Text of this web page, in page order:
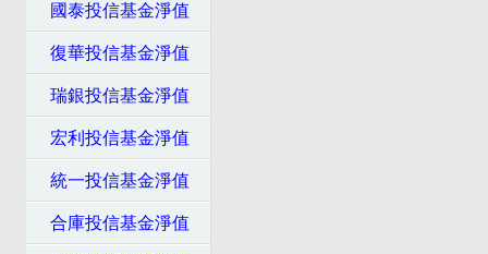
國泰投信基金淨值
復華投信基金淨值
瑞銀投信基金淨值
宏利投信基金淨值
統一投信基金淨值
合庫投信基金淨值